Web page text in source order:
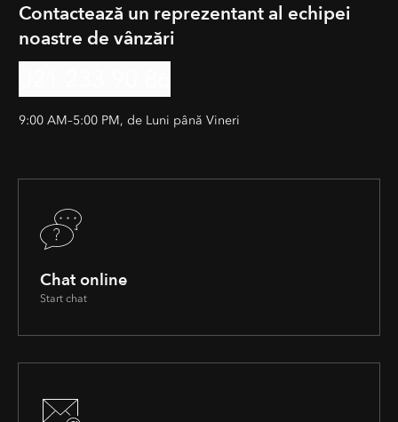
Contactează un reprezentant al echipei
noastre de vânzări
9:00 AM–5:00 PM, de Luni până Vineri
Chat online
Start chat